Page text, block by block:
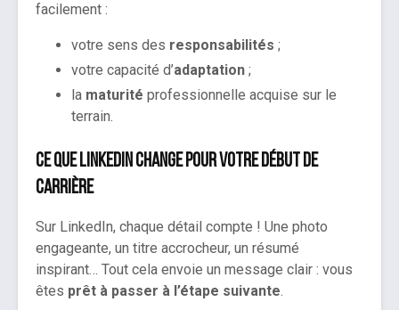
facilement :
votre sens des responsabilités ;
votre capacité d’adaptation ;
la maturité professionnelle acquise sur le
terrain.
Ce que LinkedIn change pour votre début de
carrière
Sur LinkedIn, chaque détail compte ! Une photo
engageante, un titre accrocheur, un résumé
inspirant… Tout cela envoie un message clair : vous
êtes prêt à passer à l’étape suivante.